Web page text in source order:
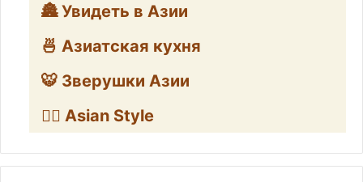
🏯 Увидеть в Азии
🍜 Азиатская кухня
🐯 Зверушки Азии
🧛‍♂️ Asian Style